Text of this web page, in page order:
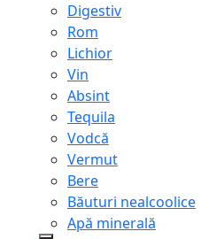
Digestiv
Rom
Lichior
Vin
Absint
Tequila
Vodcă
Vermut
Bere
Băuturi nealcoolice
Apă minerală